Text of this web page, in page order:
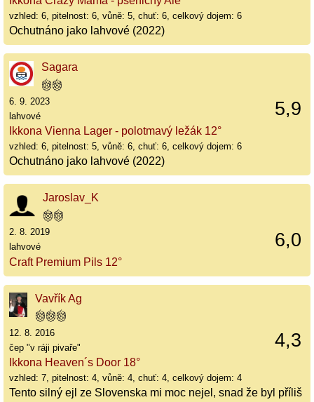
vzhled: 6, pitelnost: 6, vůně: 5, chuť: 6, celkový dojem: 6
Ochutnáno jako lahvové (2022)
Sagara
5,9
6. 9. 2023
lahvové
Ikkona Vienna Lager - polotmavý ležák 12°
vzhled: 6, pitelnost: 5, vůně: 6, chuť: 6, celkový dojem: 6
Ochutnáno jako lahvové (2022)
Jaroslav_K
6,0
2. 8. 2019
lahvové
Craft Premium Pils 12°
Vavřík Ag
4,3
12. 8. 2016
čep "v ráji pivaře"
Ikkona Heaven´s Door 18°
vzhled: 7, pitelnost: 4, vůně: 4, chuť: 4, celkový dojem: 4
Tento silný ejl ze Slovenska mi moc nejel, snad že byl příliš